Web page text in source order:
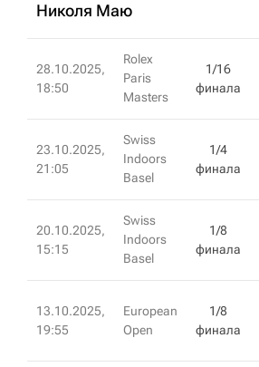
Николя Маю
28.10.2025,
18:50
Rolex
Paris
Masters
1/16
финала
23.10.2025,
21:05
Swiss
Indoors
Basel
1/4
финала
20.10.2025,
15:15
Swiss
Indoors
Basel
1/8
финала
13.10.2025,
19:55
European
Open
1/8
финала